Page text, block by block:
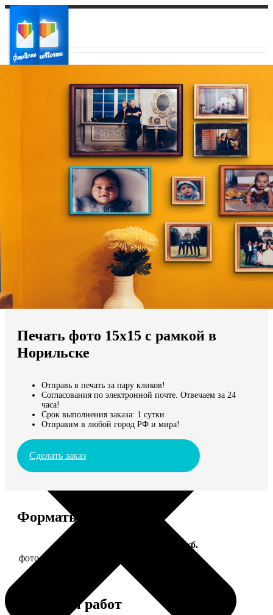
Ваш регион доставки
Выберите из списка:
Мы доставляем по всему миру
Продолжить без города
Печать фото 15х15 с рамкой в
Норильске
Отправь в печать за пару кликов!
Согласования по электронной почте. Отвечаем за 24
часа!
Срок выполнения заказа: 1 сутки
Отправим в любой город РФ и мира!
Сделать заказ
Форматы и цены
Цена, руб.
фото 15х15 в деревянной рамке
Примеры работ